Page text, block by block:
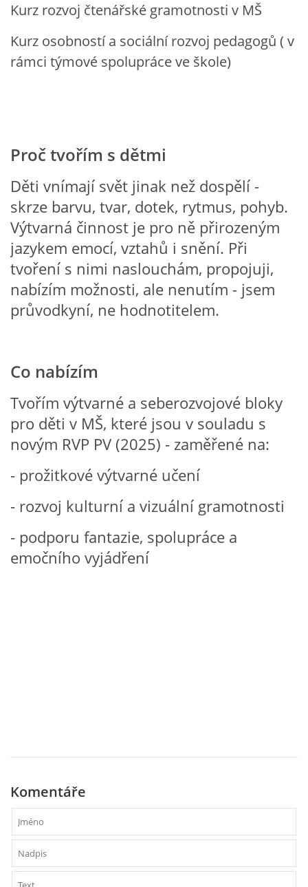
VÝTVARNÉ TECHNIKY
VÝTVARNÉ POMŮCKY
VÝTVARNÉ AKTIVITY - PODZIM
VÝTVARNÉ AKTIVITY - ZIMA
CHARAKTERISTIKA ROČNÍCH OBDOBÍ
HÁDANKY K TÉMATU JARO, LÉTO, PODZIM,ZIMA
BÁSNĚ K TÉMATU JARO
POHYBOVÉ AKTIVITY NA TÉMA JARO
PÍSNĚ K TÉMATU LÉTO
POHYBOVÉ AKTIVITY NA TÉMA LÉTO
VZDĚLÁVACÍ PLÁN OD ZÁŘÍ DO ČERVNA
Kurz rozvoj čtenářské gramotnosti v MŠ
Kurz osobností a sociální rozvoj pedagogů ( v
rámci týmové spolupráce ve škole)
Proč tvořím s dětmi
Děti vnímají svět jinak než dospělí -
skrze barvu, tvar, dotek, rytmus, pohyb.
Výtvarná činnost je pro ně přirozeným
jazykem emocí, vztahů i snění. Při
tvoření s nimi naslouchám, propojuji,
nabízím možnosti, ale nenutím - jsem
průvodkyní, ne hodnotitelem.
Co nabízím
Tvořím výtvarné a seberozvojové bloky
pro děti v MŠ, které jsou v souladu s
novým RVP PV (2025) - zaměřené na:
- prožitkové výtvarné učení
- rozvoj kulturní a vizuální gramotnosti
- podporu fantazie, spolupráce a
emočního vyjádření
Komentáře